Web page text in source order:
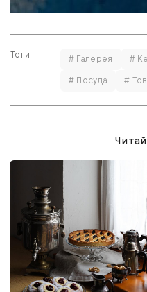
Теги: # Галерея #
# Посуда
#